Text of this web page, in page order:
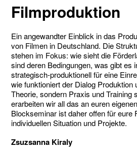
Filmproduktion
Ein angewandter Einblick in das
von Filmen in Deutschland. Die
stehen im Fokus: wie sieht die
sind deren Bedingungen, was gibt es
strategisch-produktionell für eine
wie funktioniert der Dialog Produktion
Theorie, sondern Praxis und Training
erarbeiten wir all das an euren
Blockseminar ist daher offen für eure
individuellen Situation und Projekte.
Zsuzsanna Kiraly